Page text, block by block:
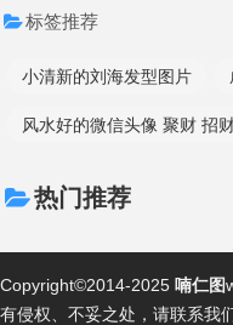
标签推荐
小清新的刘海发型图片
风水好的微信头像 聚财 招
热门推荐
Copyright©2014-2025 喃仁图
有侵权、不妥之处，请联系我